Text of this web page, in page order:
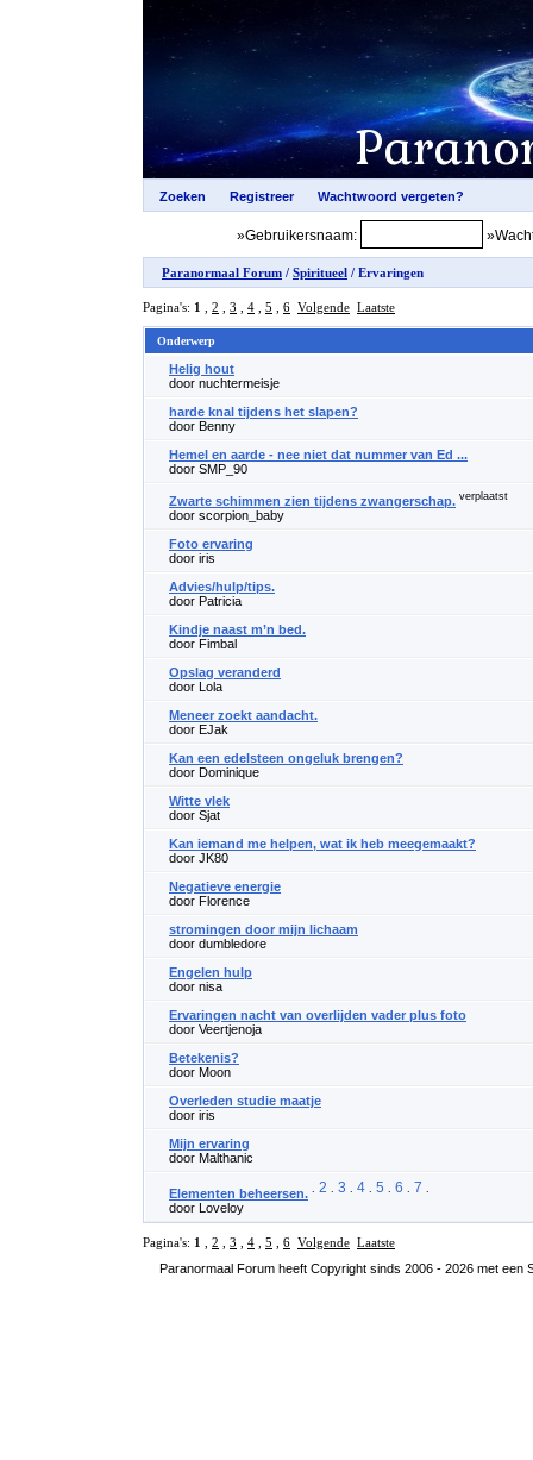
»Gebruikersnaam:
Paranormaal Forum / Spiritueel / Ervaringen
Pagina's: 1 2 3 4 5 6 Volgende Laatste
Onderwerp
Helig hout
door nuchtermeisje
harde knal tijdens het slapen?
door Benny
Hemel en aarde - nee niet dat nummer van Ed ...
door SMP_90
Zwarte schimmen zien tijdens zwangerschap. verplaatst
door scorpion_baby
Foto ervaring
door iris
Advies/hulp/tips.
door Patricia
Kindje naast m’n bed.
door Fimbal
Opslag veranderd
door Lola
Meneer zoekt aandacht.
door EJak
Kan een edelsteen ongeluk brengen?
door Dominique
Witte vlek
door Sjat
Kan iemand me helpen, wat ik heb meegemaakt?
door JK80
Negatieve energie
door Florence
stromingen door mijn lichaam
door dumbledore
Engelen hulp
door nisa
Ervaringen nacht van overlijden vader plus foto
door Veertjenoja
Betekenis?
door Moon
Overleden studie maatje
door iris
Mijn ervaring
door Malthanic
Elementen beheersen. . 2 . 3 . 4 . 5 . 6 . 7 .
door Loveloy
Pagina's: 1 2 3 4 5 6 Volgende Laatste
Paranormaal Forum heeft Copyright sinds 2006 - 2026 met een